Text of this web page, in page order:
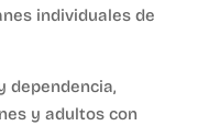
individuales de
dependencia,
y adultos con